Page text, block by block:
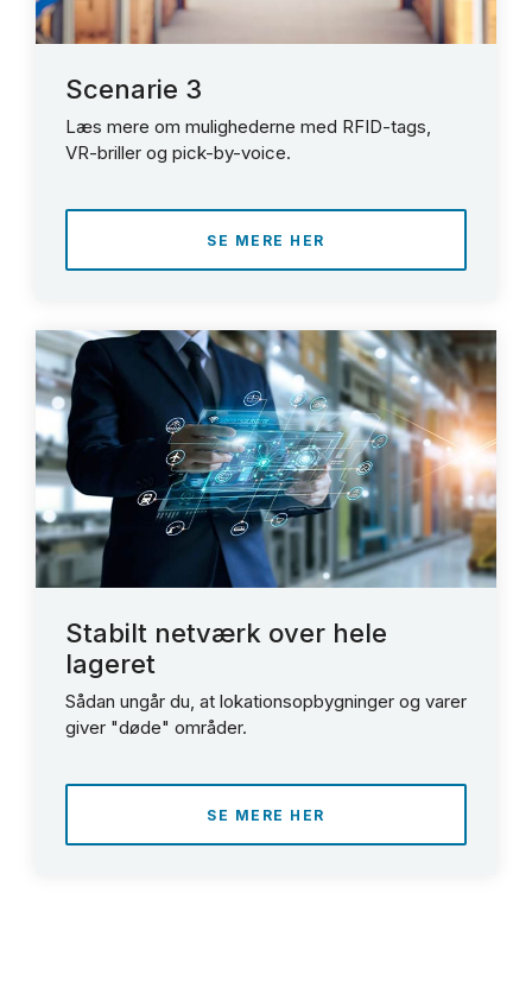
Scenarie 3
Læs mere om mulighederne med RFID-tags,
VR-briller og pick-by-voice.
SE MERE HER
Stabilt netværk over hele
lageret
Sådan ungår du, at lokationsopbygninger og varer
giver "døde" områder.
SE MERE HER